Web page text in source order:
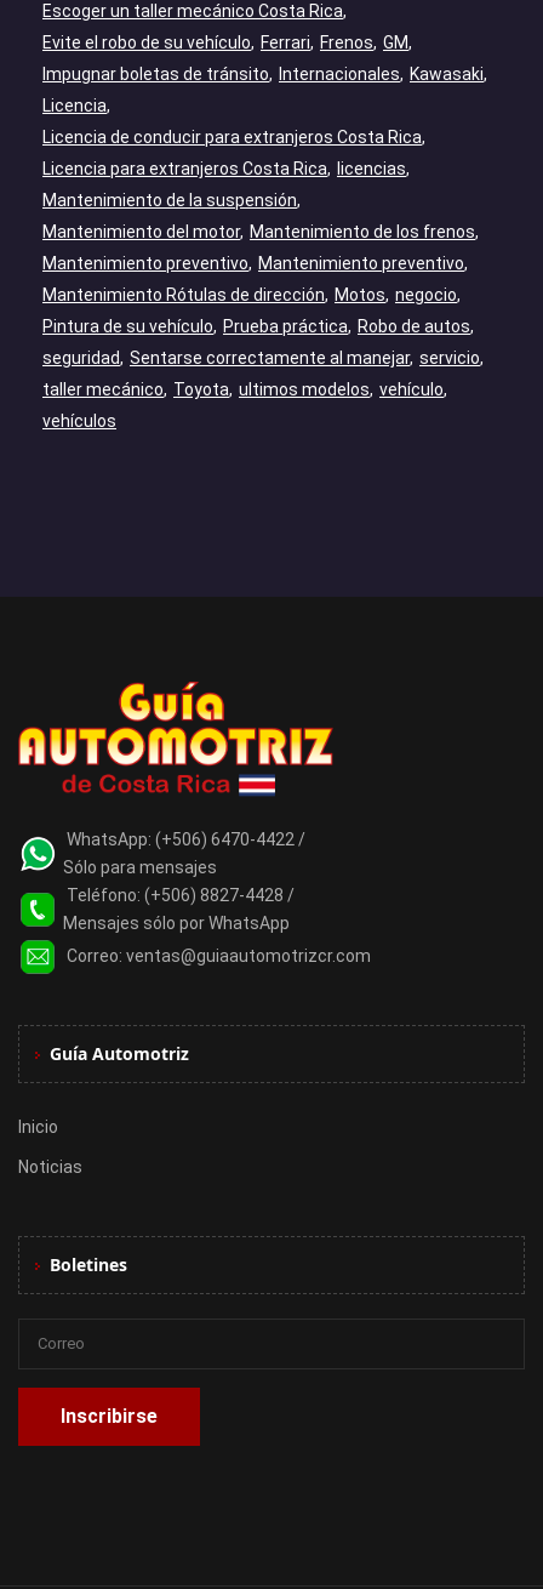
Escoger un taller mecánico Costa Rica
Evite el robo de su vehículo
Ferrari Frenos GM
Impugnar boletas de tránsito
Internacionales
Kawasaki
Licencia
Licencia de conducir para extranjeros Costa Rica
Licencia para extranjeros Costa Rica
licencias
Mantenimiento de la suspensión
Mantenimiento del motor
Mantenimiento de los frenos
Mantenimiento preventivo
Mantenimiento preventivo
Mantenimiento Rótulas de dirección
Motos negocio
Pintura de su vehículo
Prueba práctica
Robo de autos
seguridad
Sentarse correctamente al manejar servicio
taller mecánico
Toyota ultimos modelos vehículo
vehículos
WhatsApp: (+506) 6470-4422 /
Sólo para mensajes
Teléfono: (+506) 8827-4428 /
Mensajes sólo por WhatsApp
Correo: ventas@guiaautomotrizcr.com
Guía Automotriz
Inicio
Noticias
Boletines